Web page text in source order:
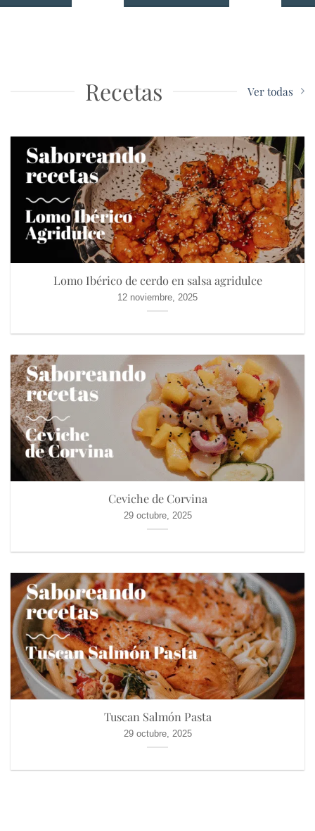
variantes.
se
pueden
elegir
en
la
página
de
producto
variantes.
se
pueden
elegir
en
la
página
de
producto
Recetas Ver todas
Lomo Ibérico de cerdo en salsa agridulce
12 noviembre, 2025
Ceviche de Corvina
29 octubre, 2025
Tuscan Salmón Pasta
29 octubre, 2025